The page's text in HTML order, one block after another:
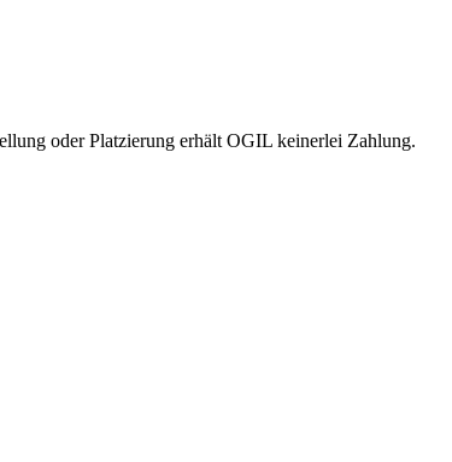
oder Platzierung erhält OGIL keinerlei Zahlung.